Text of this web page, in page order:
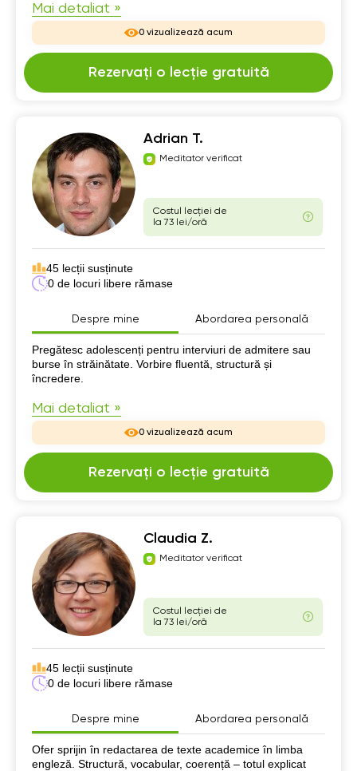
Mai detaliat »
0 vizualizează acum
Rezervați o lecție gratuită
Adrian T.
Meditator verificat
Costul lecției de
la 73 lei/oră
45 lecții susținute
0 de locuri libere rămase
Despre mine Abordarea personală
Despre mine
Pregătesc adolescenți pentru interviuri de admitere sau
burse în străinătate. Vorbire fluentă, structură și
încredere.
Mai detaliat »
0 vizualizează acum
Rezervați o lecție gratuită
Claudia Z.
Meditator verificat
Costul lecției de
la 73 lei/oră
45 lecții susținute
0 de locuri libere rămase
Despre mine Abordarea personală
Despre mine
Ofer sprijin în redactarea de texte academice în limba
engleză. Structură, vocabular, coerență – totul explicat